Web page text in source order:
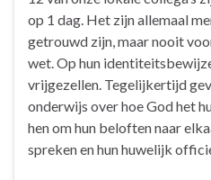
op 1 dag. Het zijn allemaal
getrouwd zijn, maar nooit
wet. Op hun
vrijgezellen. Tegelijkertijd
onderwijs over hoe God het
hen om hun beloften naar
spreken en hun huwelijk